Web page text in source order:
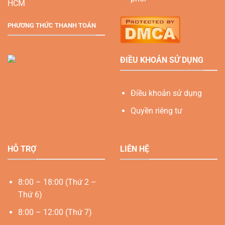
HCM
PHƯƠNG THỨC THANH TOÁN
ĐIỀU KHOẢN SỬ DỤNG
Điều khoản sử dụng
Quyền riêng tư
HỖ TRỢ
8:00 – 18:00 (Thứ 2 –
Thứ 6)
8:00 – 12:00 (Thứ 7)
LIÊN HỆ